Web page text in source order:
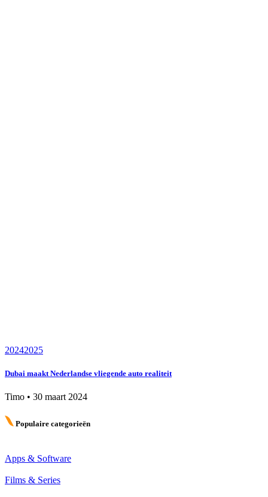
20242025
Dubai maakt Nederlandse vliegende auto realiteit
Timo • 30 maart 2024
Populaire categorieën
Apps & Software
Films & Series